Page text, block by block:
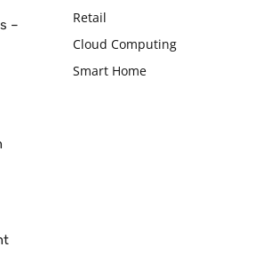
–
Retail
Cloud Computing
Smart Home